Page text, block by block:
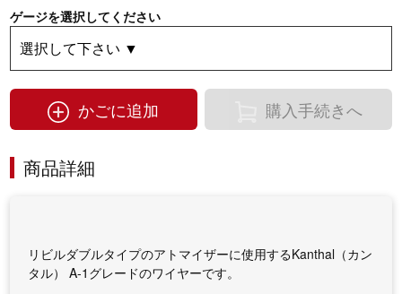
ゲージを選択してください
かごに追加 購入手続きへ
商品詳細
リビルダブルタイプのアトマイザーに使用するKanthal（カン
タル） A-1グレードのワイヤーです。